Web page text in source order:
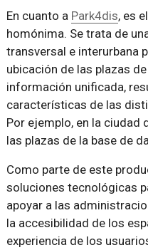
En cuanto a Park4dis, es
homónima. Se trata de
transversal e interurbana
ubicación de las plazas
información unificada,
características de las
Por ejemplo, en la ciudad
las plazas de la base de
Como parte de este
soluciones tecnológicas
apoyar a las
la accesibilidad de los
experiencia de los